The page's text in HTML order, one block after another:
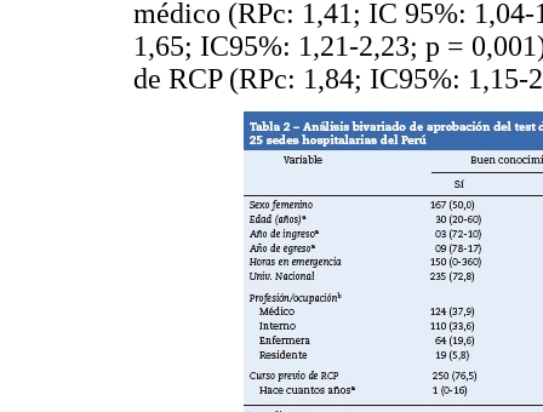
médico (RPc: 1,41; IC 95%:
1,65; IC95%: 1,21-2,23; p =
de RCP (RPc: 1,84; IC95%: 1,15-